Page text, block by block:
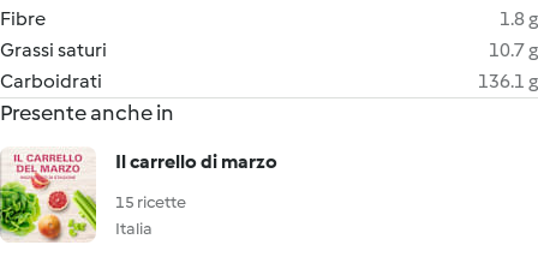
Fibre
1.8 g
Grassi saturi
10.7 g
Carboidrati
136.1 g
Presente anche in
Il carrello di marzo
15 ricette
Italia